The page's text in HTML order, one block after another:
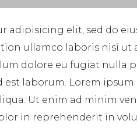
adipisicing elit, sed do
ullamco laboris nisi
dolore eu fugiat nulla
laborum. Lorem
Ut enim ad minim
in reprehenderit in